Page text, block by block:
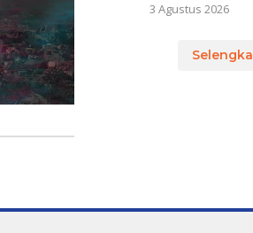
3 Agustus 2026